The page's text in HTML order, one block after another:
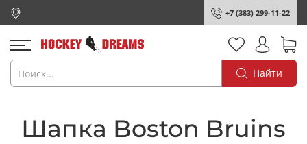
+7 (383) 299-11-22
Найти
Шапка Boston Bruins